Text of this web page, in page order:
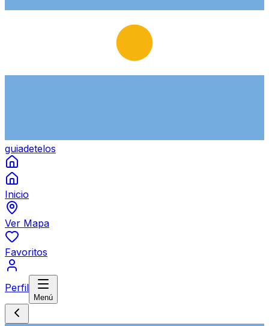
guiadetelos
Inicio
Ver Mapa
Favoritos
Perfil
Menú